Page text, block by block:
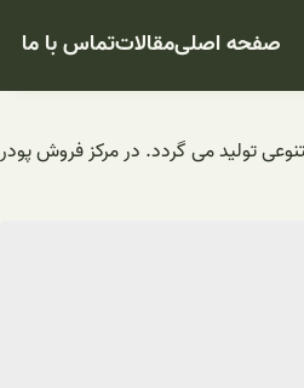
صفحه اصلیمقالاتتماس با ما
تولید می گردد. در مرکز فروش پودر